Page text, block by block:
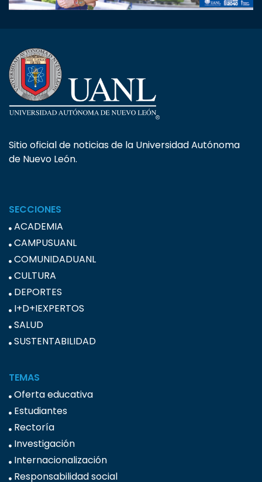
Sitio oficial de noticias de la Universidad Autónoma
de Nuevo León.
SECCIONES
ACADEMIA
CAMPUSUANL
COMUNIDADUANL
CULTURA
DEPORTES
I+D+IEXPERTOS
SALUD
SUSTENTABILIDAD
TEMAS
Oferta educativa
Estudiantes
Rectoría
Investigación
Internacionalización
Responsabilidad social